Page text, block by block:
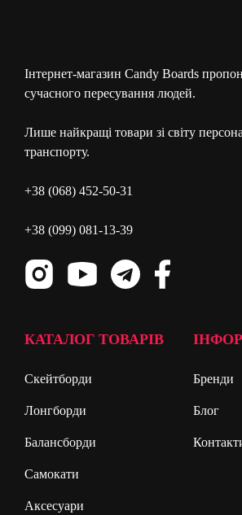
Інтернет-магазин Candy Boards
сучасного пересування людей.
Лише найкращі товари зі світу
транспорту.
+38 (068) 452-50-31
+38 (099) 081-13-39
КАТАЛОГ ТОВАРІВ
Скейтборди
Лонгборди
Балансборди
Самокати
Аксесуари
Бренди
Блог